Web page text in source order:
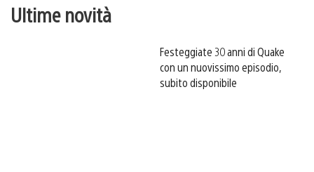
Ultime novità
Festeggiate 30 anni di Quake
con un nuovissimo episodio,
subito disponibile